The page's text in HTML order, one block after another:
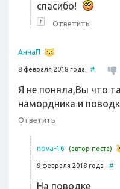
спасибо!
↑ Ответить
АннаП
8 февраля 2018 года #
Я не поняла,Вы что
намордника и
Ответить
nova-16 (автор поста)
9 февраля 2018 года #
На поводке